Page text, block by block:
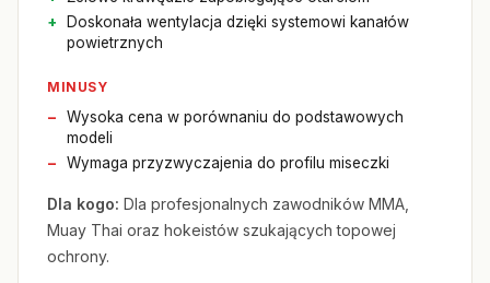
Doskonała wentylacja dzięki systemowi kanałów
powietrznych
MINUSY
Wysoka cena w porównaniu do podstawowych
modeli
Wymaga przyzwyczajenia do profilu miseczki
Dla kogo: Dla profesjonalnych zawodników MMA,
Muay Thai oraz hokeistów szukających topowej
ochrony.